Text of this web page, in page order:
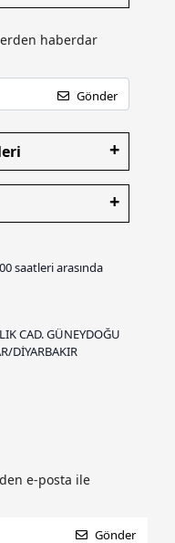
haberdar
Gönder
saatleri arasında
CAD. GÜNEYDOĞU
DİYARBAKIR
e-posta ile
Gönder